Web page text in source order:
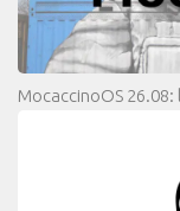
MocaccinoOS